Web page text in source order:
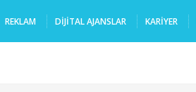
REKLAM DIJITAL AJANSLAR KARIYER